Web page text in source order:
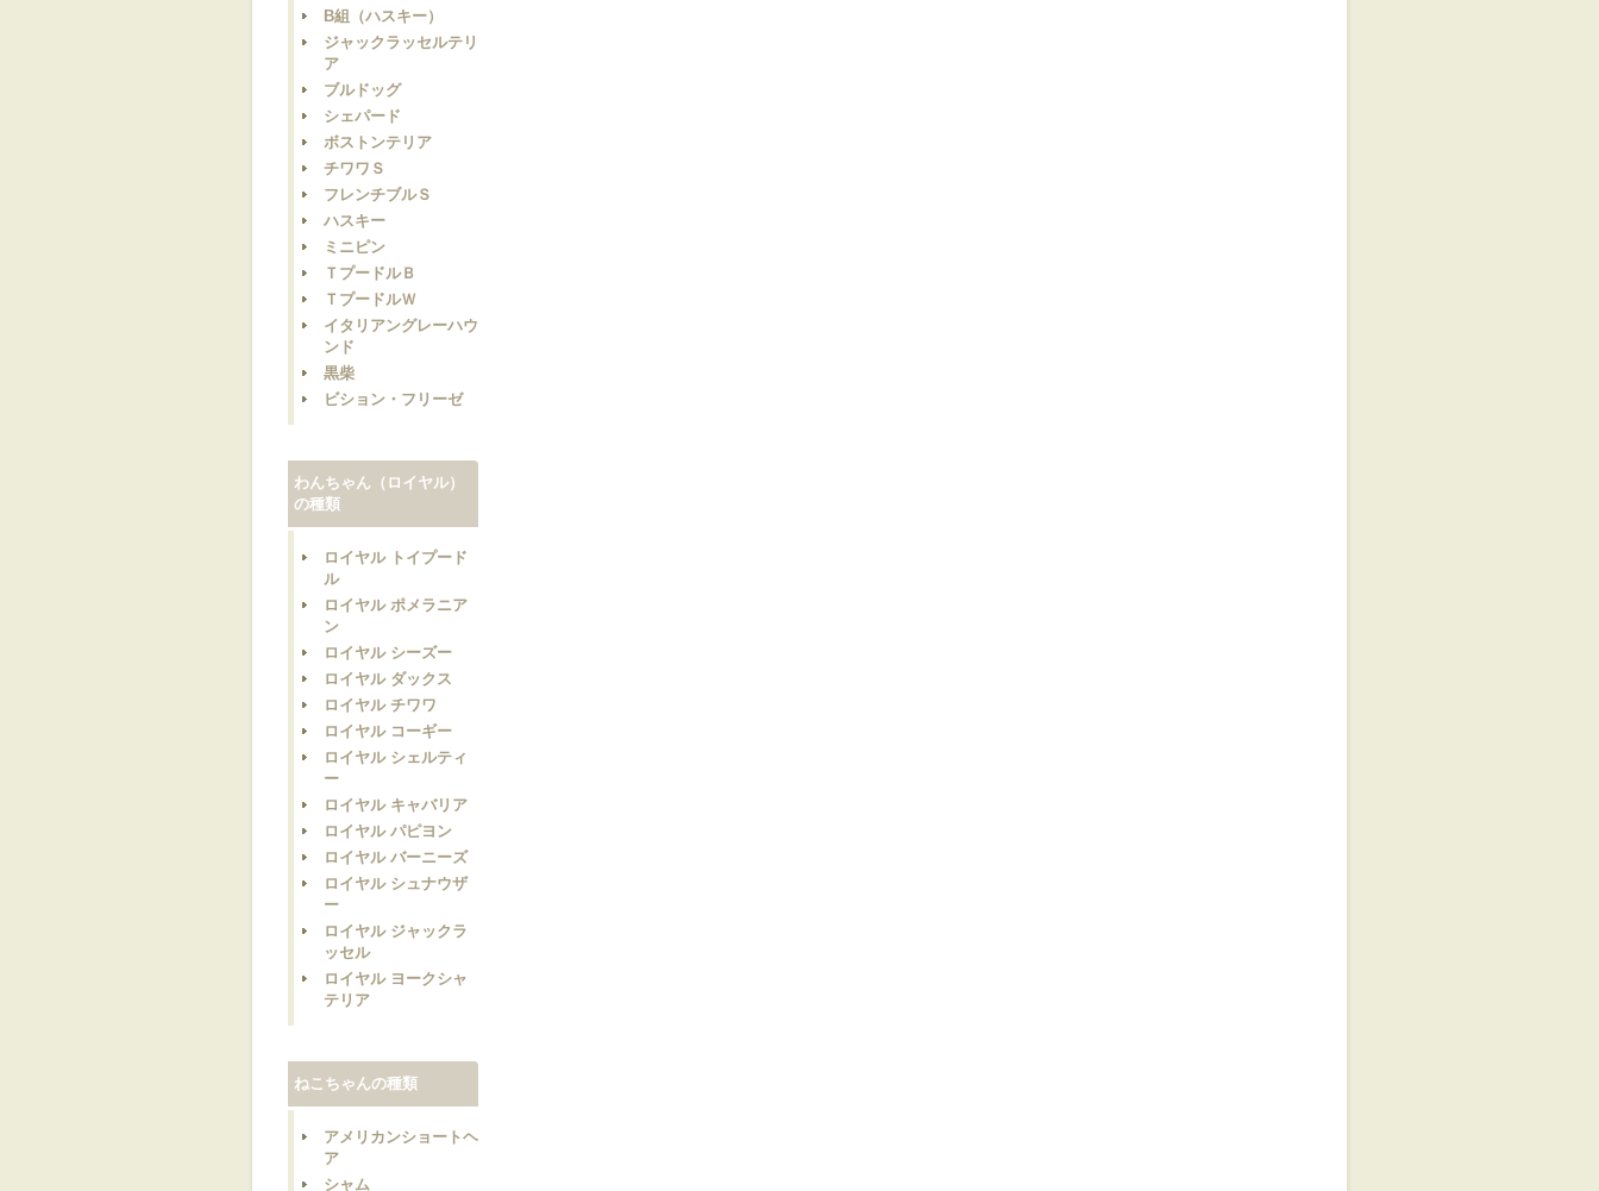
B組（ハスキー）
ジャックラッセルテリ
ア
ブルドッグ
シェパード
ボストンテリア
チワワＳ
フレンチブルＳ
ハスキー
ミニピン
ＴプードルＢ
ＴプードルＷ
イタリアングレーハウ
ンド
黒柴
ビション・フリーゼ
わんちゃん（ロイヤル）
の種類
ロイヤル トイプード
ル
ロイヤル ポメラニア
ン
ロイヤル シーズー
ロイヤル ダックス
ロイヤル チワワ
ロイヤル コーギー
ロイヤル シェルティ
ー
ロイヤル キャバリア
ロイヤル パピヨン
ロイヤル バーニーズ
ロイヤル シュナウザ
ー
ロイヤル ジャックラ
ッセル
ロイヤル ヨークシャ
テリア
ねこちゃんの種類
アメリカンショートヘ
ア
シャム